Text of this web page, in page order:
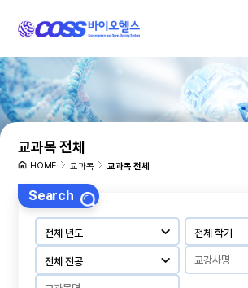
교과목 전체
HOME 교과목 교과목 전체
Search